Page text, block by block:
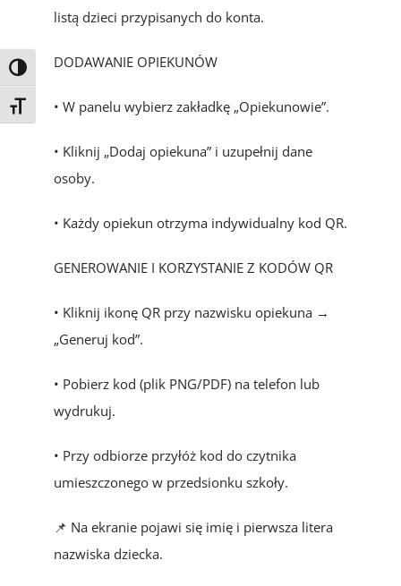
Toggle High Contrast
Toggle Font size
listą dzieci przypisanych do konta.
DODAWANIE OPIEKUNÓW
• W panelu wybierz zakładkę „Opiekunowie”.
• Kliknij „Dodaj opiekuna” i uzupełnij dane
osoby.
• Każdy opiekun otrzyma indywidualny kod QR.
GENEROWANIE I KORZYSTANIE Z KODÓW QR
• Kliknij ikonę QR przy nazwisku opiekuna →
„Generuj kod”.
• Pobierz kod (plik PNG/PDF) na telefon lub
wydrukuj.
• Przy odbiorze przyłóż kod do czytnika
umieszczonego w przedsionku szkoły.
📌 Na ekranie pojawi się imię i pierwsza litera
nazwiska dziecka.